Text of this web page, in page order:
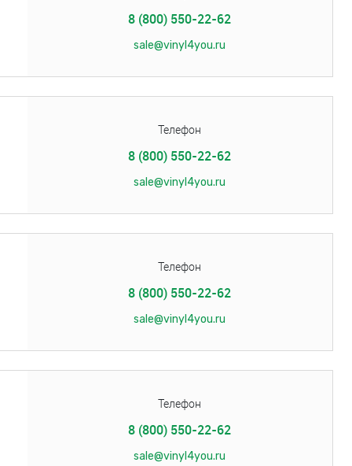
8 (800) 550-22-62
sale@vinyl4you.ru
Телефон
8 (800) 550-22-62
sale@vinyl4you.ru
Телефон
8 (800) 550-22-62
sale@vinyl4you.ru
Телефон
8 (800) 550-22-62
sale@vinyl4you.ru